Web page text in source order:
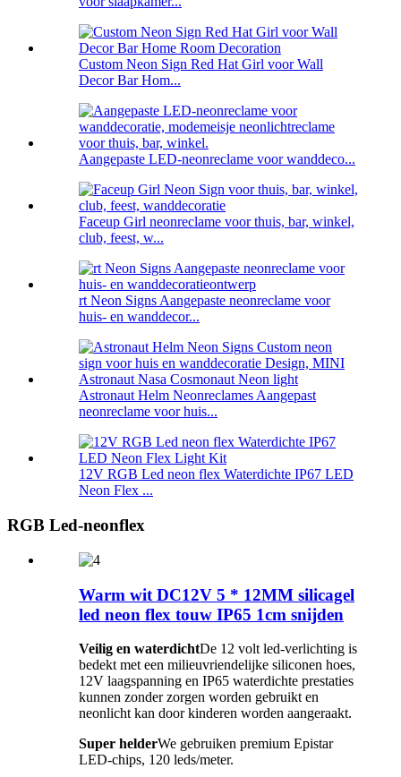
Custom Neon Sign Red Hat Girl voor Wall
Decor Bar Hom...
Aangepaste LED-neonreclame voor wanddeco...
Faceup Girl neonreclame voor thuis, bar, winkel,
club, feest, w...
rt Neon Signs Aangepaste neonreclame voor
huis- en wanddecor...
Astronaut Helm Neonreclames Aangepast
neonreclame voor huis...
12V RGB Led neon flex Waterdichte IP67 LED
Neon Flex ...
RGB Led-neonflex
Warm wit DC12V 5 * 12MM silicagel
led neon flex touw IP65 1cm snijden
Veilig en waterdichtDe 12 volt led-verlichting is
bedekt met een milieuvriendelijke siliconen hoes,
12V laagspanning en IP65 waterdichte prestaties
kunnen zonder zorgen worden gebruikt en
neonlicht kan door kinderen worden aangeraakt.
Super helderWe gebruiken premium Epistar
LED-chips, 120 leds/meter.